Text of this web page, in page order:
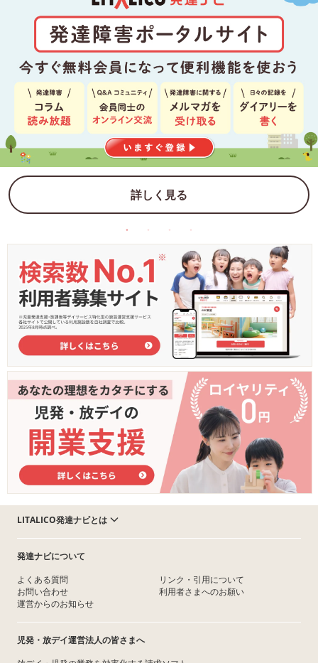
詳しく見る
LITALICO発達ナビとは
発達ナビについて
よくある質問
お問い合わせ
運営からのお知らせ
リンク・引用について
利用者さまへのお願い
児発・放デイ運営法人の皆さまへ